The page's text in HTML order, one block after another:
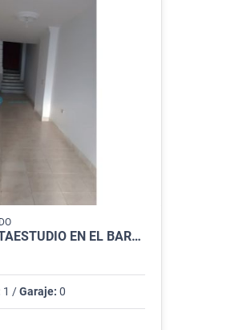
SE ARRIENDA APARTAESTUDIO EN EL BARRIO LLERAS RESTREPO CÚCUTA
1 /Garaje: 0